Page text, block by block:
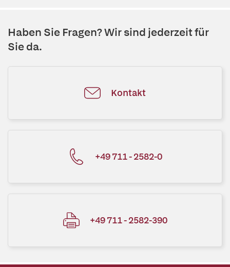
Haben Sie Fragen? Wir sind jederzeit für
Sie da.
Kontakt
+49 711 - 2582-0
+49 711 - 2582-390